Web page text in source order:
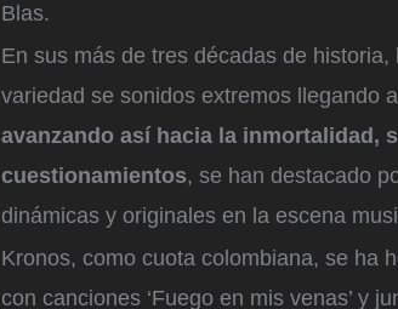
Blas.
En sus más de tres décadas de
variedad se sonidos extremos llegando
avanzando así hacia la inmortalidad,
cuestionamientos, se han destacado
dinámicas y originales en la escena
Kronos, como cuota colombiana, se ha
con canciones ‘Fuego en mis venas’ y